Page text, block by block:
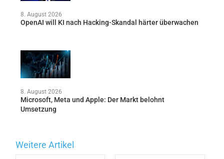
8. August 2026
OpenAI will KI nach Hacking-Skandal härter überwachen
8. August 2026
Microsoft, Meta und Apple: Der Markt belohnt
Umsetzung
Weitere Artikel